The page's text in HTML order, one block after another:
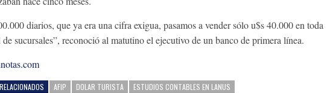
diarios, que ya era una cifra exigua, pasamos a vender sólo u$s 40.000 en toda
de sucursales”, reconoció al matutino el ejecutivo de un banco de primera línea.
AFIP DOLAR TURISTA ESTUDIOS CONTABLES EN LANUS